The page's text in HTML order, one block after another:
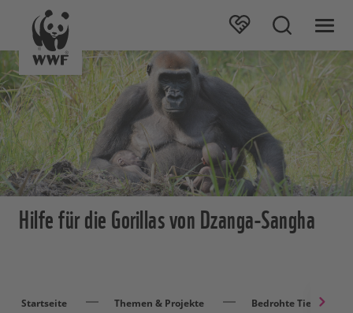
Hilfe für die Gorillas von Dzanga-Sangha
Startseite Themen & Projekte Bedrohte Tierarten